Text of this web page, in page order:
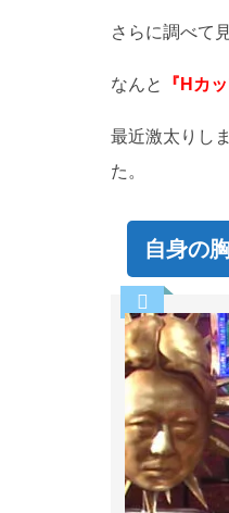
さらに調べて
なんと 『 Hカッ
最近激太りし
た。
自身の